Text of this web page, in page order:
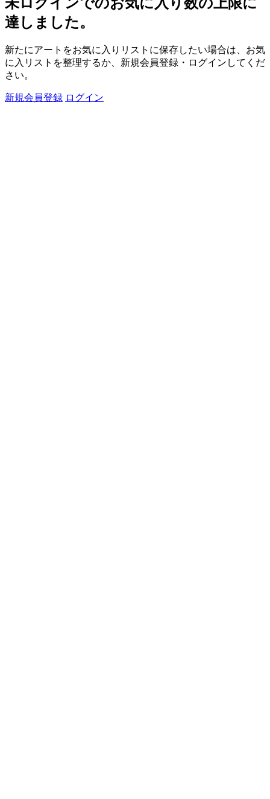
達しました。
新たにアートをお気に入りリストに保存したい場合は、お気
に入リストを整理するか、新規会員登録・ログインしてくだ
さい。
新規会員登録 ログイン